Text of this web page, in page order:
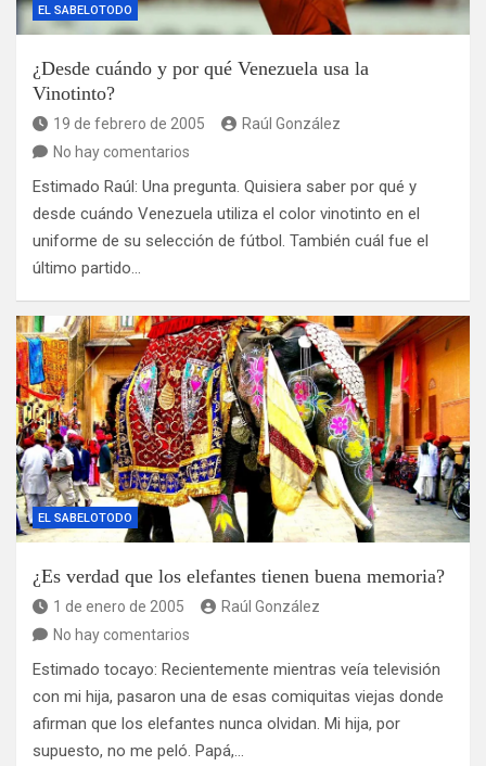
EL SABELOTODO
¿Desde cuándo y por qué Venezuela usa la
Vinotinto?
19 de febrero de 2005
Raúl González
No hay comentarios
Estimado Raúl: Una pregunta. Quisiera saber por qué y
desde cuándo Venezuela utiliza el color vinotinto en el
uniforme de su selección de fútbol. También cuál fue el
último partido…
EL SABELOTODO
¿Es verdad que los elefantes tienen buena memoria?
1 de enero de 2005
Raúl González
No hay comentarios
Estimado tocayo: Recientemente mientras veía televisión
con mi hija, pasaron una de esas comiquitas viejas donde
afirman que los elefantes nunca olvidan. Mi hija, por
supuesto, no me peló. Papá,…